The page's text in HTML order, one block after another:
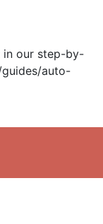
in our step-by-
auto-